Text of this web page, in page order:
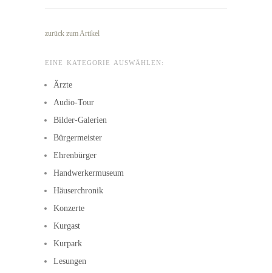
zurück zum Artikel
EINE KATEGORIE AUSWÄHLEN:
Ärzte
Audio-Tour
Bilder-Galerien
Bürgermeister
Ehrenbürger
Handwerkermuseum
Häuserchronik
Konzerte
Kurgast
Kurpark
Lesungen